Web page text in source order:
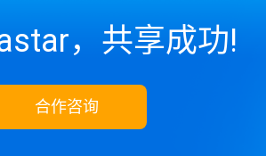
，共享成功!
合作咨询